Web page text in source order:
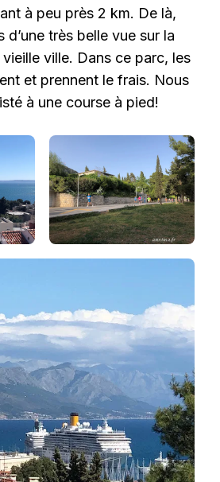
à peu près 2 km. De là,
très belle vue sur la
ville. Dans ce parc, les
et prennent le frais. Nous
à une course à pied!